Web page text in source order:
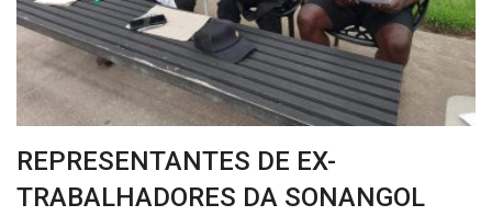
REPRESENTANTES DE EX-
TRABALHADORES DA SONANGOL